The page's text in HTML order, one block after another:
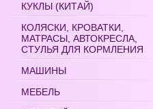
КУКЛЫ (КИТАЙ)
КОЛЯСКИ, КРОВАТКИ,
МАТРАСЫ, АВТОКРЕСЛА,
СТУЛЬЯ ДЛЯ КОРМЛЕНИЯ
МАШИНЫ
МЕБЕЛЬ